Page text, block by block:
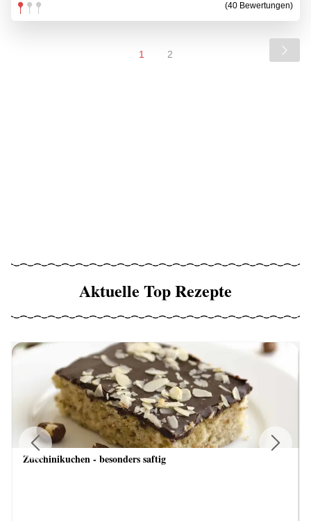
(40 Bewertungen)
1 2
Aktuelle Top Rezepte
Zucchinikuchen - besonders saftig
Previous